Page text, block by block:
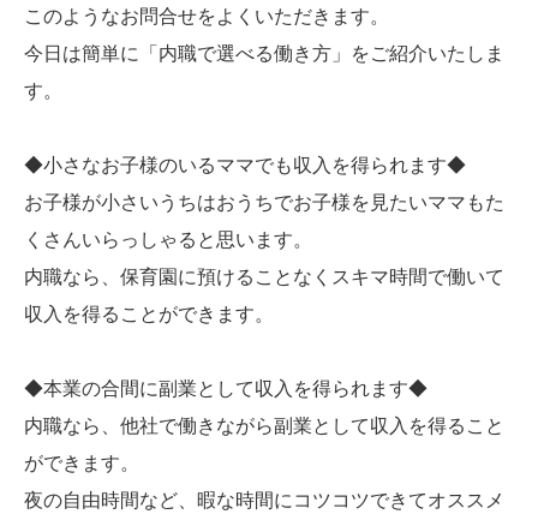
このようなお問合せをよくいただきます。
今日は簡単に「内職で選べる働き方」をご紹介いたしま
す。
◆小さなお子様のいるママでも収入を得られます◆
お子様が小さいうちはおうちでお子様を見たいママもた
くさんいらっしゃると思います。
内職なら、保育園に預けることなくスキマ時間で働いて
収入を得ることができます。
◆本業の合間に副業として収入を得られます◆
内職なら、他社で働きながら副業として収入を得ること
ができます。
夜の自由時間など、暇な時間にコツコツできてオススメ